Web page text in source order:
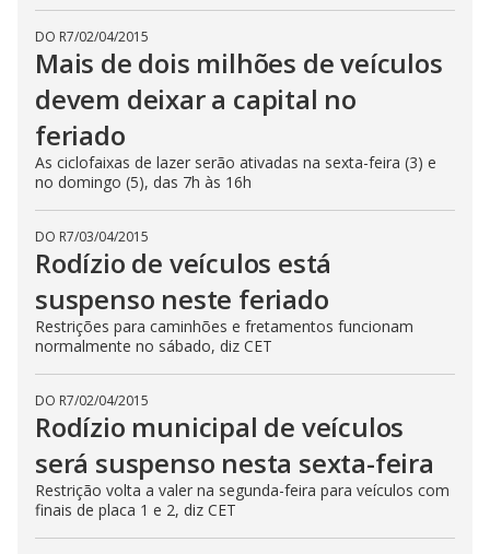
DO R7/02/04/2015
Mais de dois milhões de veículos
devem deixar a capital no
feriado
As ciclofaixas de lazer serão ativadas na sexta-feira (3) e
no domingo (5), das 7h às 16h
DO R7/03/04/2015
Rodízio de veículos está
suspenso neste feriado
Restrições para caminhões e fretamentos funcionam
normalmente no sábado, diz CET
DO R7/02/04/2015
Rodízio municipal de veículos
será suspenso nesta sexta-feira
Restrição volta a valer na segunda-feira para veículos com
finais de placa 1 e 2, diz CET